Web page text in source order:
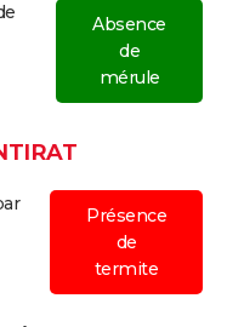
Absence
de
mérule
Présence
de
termite